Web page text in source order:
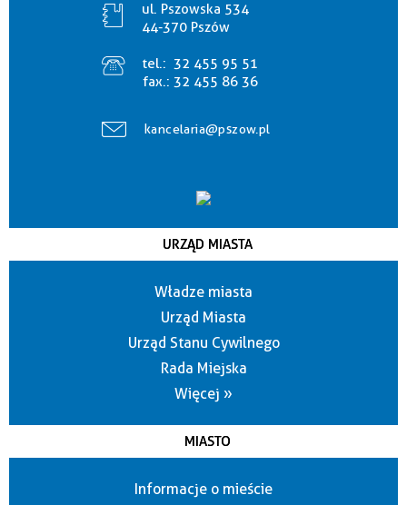
ul. Pszowska 534
44-370 Pszów
tel.: 32 455 95 51
fax.: 32 455 86 36
kancelaria@pszow.pl
URZĄD MIASTA
Władze miasta
Urząd Miasta
Urząd Stanu Cywilnego
Rada Miejska
Więcej »
MIASTO
Informacje o mieście